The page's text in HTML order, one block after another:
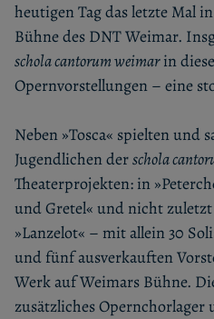
heutigen Tag das letzte Mal
Bühne des DNT Weimar.
schola cantorum weimarin
Opernvorstellungen – eine
Neben »Tosca« spielten und
Jugendlichen derschola
Theaterprojekten: in
und Gretel« und nicht zuletzt
»Lanzelot« – mit allein 30
und fünf ausverkauften
Werk auf Weimars Bühne.
zusätzliches Opernchorlager